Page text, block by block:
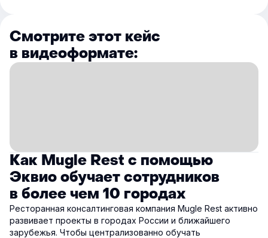
Смотрите этот кейс
в видеоформате:
Как Mugle Rest с помощью
Эквио обучает сотрудников
в более чем 10 городах
Ресторанная консалтинговая компания Mugle Rest активно
развивает проекты в городах России и ближайшего
зарубежья. Чтобы централизованно обучать